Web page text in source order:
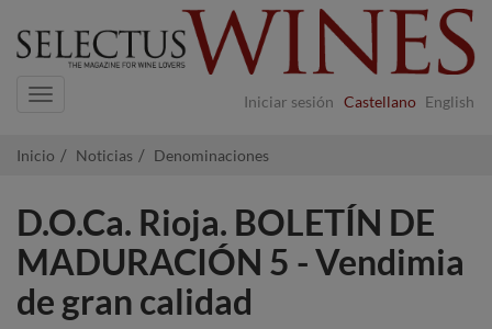
Iniciar sesión Castellano English
Navigation
Inicio Noticias Denominaciones
D.O.Ca. Rioja. BOLETÍN DE
MADURACIÓN 5 - Vendimia
de gran calidad